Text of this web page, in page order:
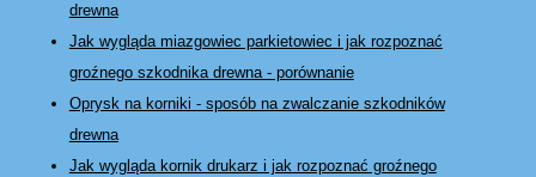
drewna
Jak wygląda miazgowiec parkietowiec i jak rozpoznać
groźnego szkodnika drewna - porównanie
Oprysk na korniki - sposób na zwalczanie szkodników
drewna
Jak wygląda kornik drukarz i jak rozpoznać groźnego